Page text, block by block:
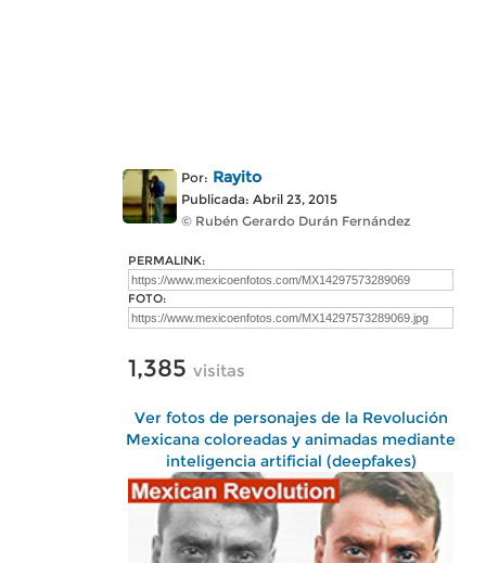
Por: Rayito
Publicada: Abril 23, 2015
© Rubén Gerardo Durán Fernández
PERMALINK:
FOTO:
1,385 visitas
Ver fotos de personajes de la Revolución
Mexicana coloreadas y animadas mediante
inteligencia artificial (deepfakes)